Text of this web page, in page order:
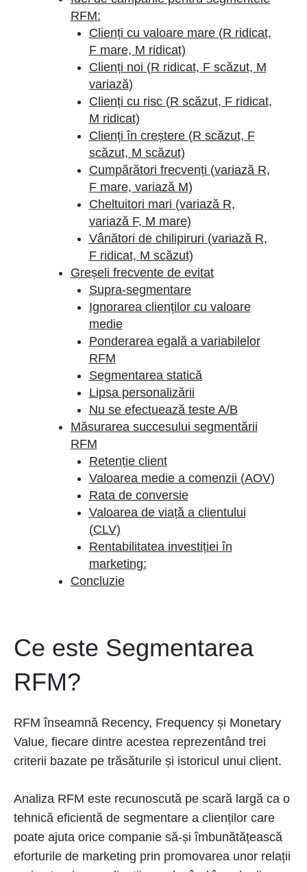
RFM:
Clienți cu valoare mare (R ridicat,
F mare, M ridicat)
Clienți noi (R ridicat, F scăzut, M
variază)
Clienți cu risc (R scăzut, F ridicat,
M ridicat)
Clienți în creștere (R scăzut, F
scăzut, M scăzut)
Cumpărători frecvenți (variază R,
F mare, variază M)
Cheltuitori mari (variază R,
variază F, M mare)
Vânători de chilipiruri (variază R,
F ridicat, M scăzut)
Greșeli frecvente de evitat
Supra-segmentare
Ignorarea clienților cu valoare
medie
Ponderarea egală a variabilelor
RFM
Segmentarea statică
Lipsa personalizării
Nu se efectuează teste A/B
Măsurarea succesului segmentării
RFM
Retenție client
Valoarea medie a comenzii (AOV)
Rata de conversie
Valoarea de viață a clientului
(CLV)
Rentabilitatea investiției în
marketing:
Concluzie
Ce este Segmentarea
RFM?
RFM înseamnă Recency, Frequency și Monetary
Value, fiecare dintre acestea reprezentând trei
criterii bazate pe trăsăturile și istoricul unui client.
Analiza RFM este recunoscută pe scară largă ca o
tehnică eficientă de segmentare a clienților care
poate ajuta orice companie să-și îmbunătățească
eforturile de marketing prin promovarea unor relații